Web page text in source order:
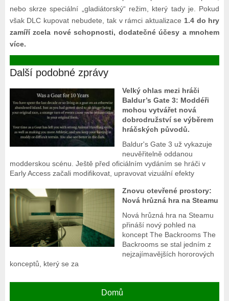
nebo skrze speciální „gladiátorský“ režim, který tady je. Pokud
však DLC kupovat nebudete, tak v rámci aktualizace 1.4 do hry
zamíří zcela nové schopnosti, dodatečné účesy a mnohem
více.
Další podobné zprávy
Velký ohlas mezi hráči
Baldur’s Gate 3: Moddéři
mohou vytvářet nová
dobrodružství se výběrem
hráčských původů.
Baldur's Gate 3 už vykazuje
neuvěřitelně oddanou
modderskou scénu. Ještě před oficiálním vydáním se hráči v
Early Access začali modifikovat, upravovat vizuální efekty
Znovu otevřené prostory:
Nová hrůzná hra na Steamu
Nová hrůzná hra na Steamu
přináší nový pohled na
koncept The Backrooms The
Backrooms se stal jedním z
nejzajímavějších hororových
konceptů, který se za
Domů